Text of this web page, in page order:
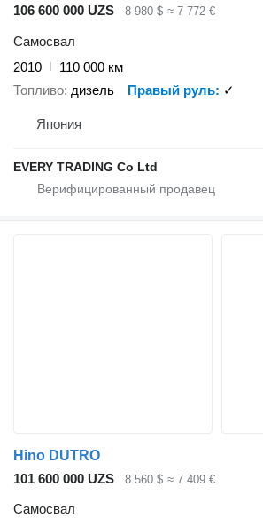
106 600 000 UZS 8 980 $ ≈ 7 772 €
Самосвал
2010
110 000 км
Топливо дизель Правый руль ✓
Япония
EVERY TRADING Co Ltd
Hino DUTRO
101 600 000 UZS
8 560 $ ≈ 7 409 €
Самосвал